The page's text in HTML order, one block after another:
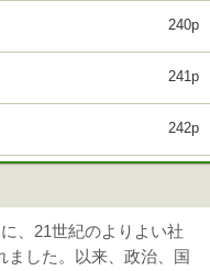
240p
241p
242p
、21世紀のよりよい社
ました。以来、政治、国